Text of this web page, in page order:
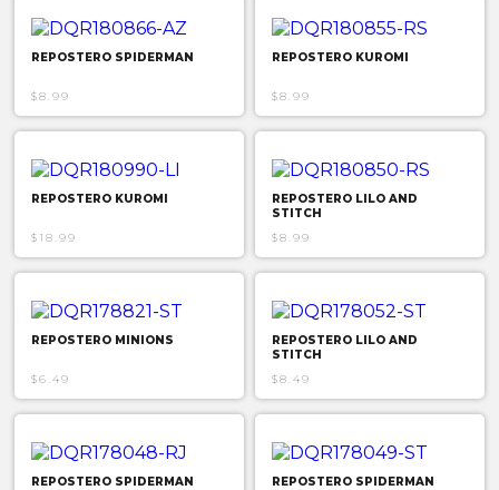
REPOSTERO SPIDERMAN
$8.99
REPOSTERO KUROMI
$8.99
REPOSTERO KUROMI
$18.99
REPOSTERO LILO AND
STITCH
$8.99
REPOSTERO MINIONS
$6.49
REPOSTERO LILO AND
STITCH
$8.49
REPOSTERO SPIDERMAN REPOSTERO SPIDERMAN